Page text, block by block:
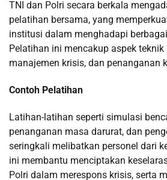
TNI dan Polri secara berkala
pelatihan bersama, yang
institusi dalam menghadapi
Pelatihan ini mencakup aspek
manajemen krisis, dan penanganan
Contoh Pelatihan
Latihan-latihan seperti simulasi
penanganan masa darurat, dan
seringkali melibatkan personel dari
ini membantu menciptakan
Polri dalam merespons krisis, serta